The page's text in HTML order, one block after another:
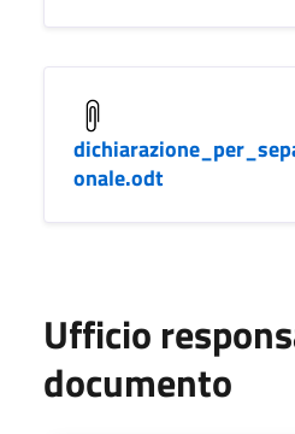
onale.odt
Ufficio
documento